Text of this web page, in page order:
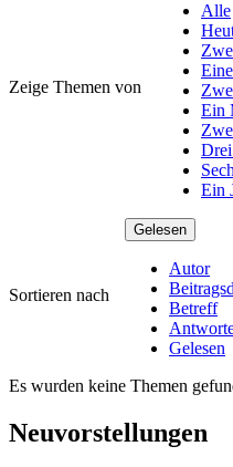
Zeige Themen von
Alle
Ein
Ein
Sortieren nach
Gelesen
Autor
Betreff
Gelesen
Es wurden keine Themen
Neuvorstellungen